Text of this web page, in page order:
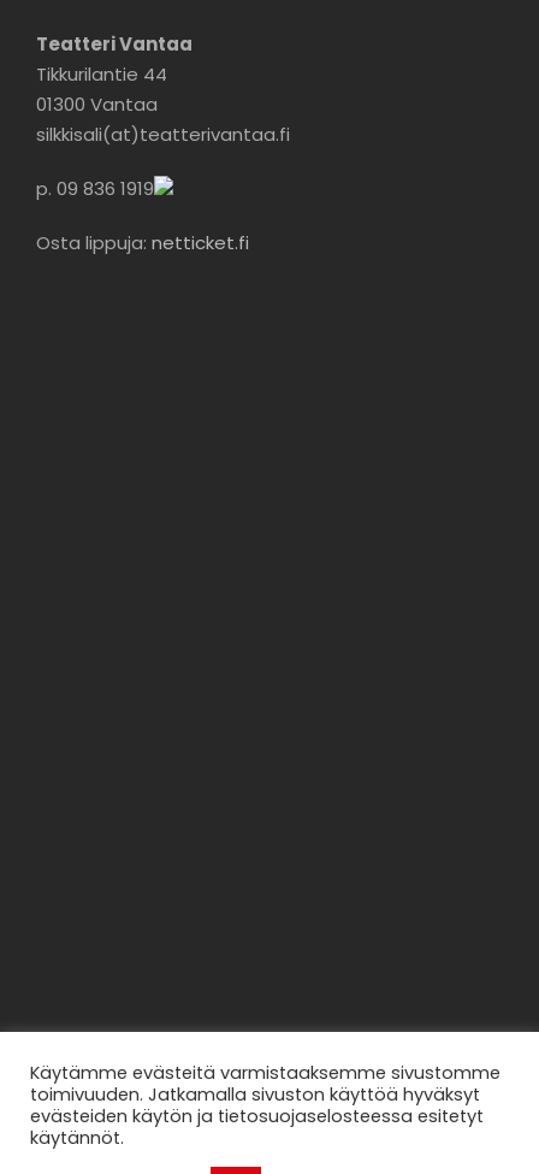
Teatteri Vantaa
Tikkurilantie 44
01300 Vantaa
silkkisali(at)teatterivantaa.fi
p. 09 836 1919
Osta lippuja: netticket.fi
Käytämme evästeitä varmistaaksemme sivustomme
toimivuuden. Jatkamalla sivuston käyttöä hyväksyt
evästeiden käytön ja tietosuojaselosteessa esitetyt
käytännöt.